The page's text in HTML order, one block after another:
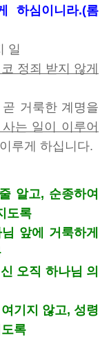
하심이니라.(롬
일
정죄 받지 않게
거룩한 계명을
는 일이 이루어
루게 하십니다.
알고, 순종하여
도록
앞에 거룩하게
오직 하나님 의
기지 않고, 성령
록